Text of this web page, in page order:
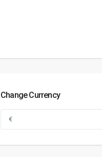
Change Currency
€